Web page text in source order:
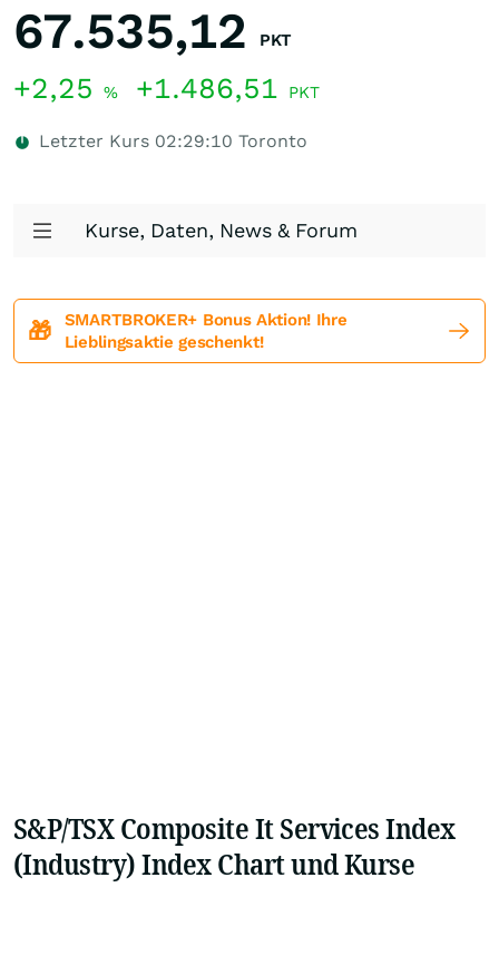
67.535,12 PKT
+2,25 % +1.486,51 PKT
Letzter Kurs 02:29:10 Toronto
Kurse, Daten, News & Forum
🎁
SMARTBROKER+ Bonus Aktion! Ihre
Lieblingsaktie geschenkt!
S&P/TSX Composite It Services Index
(Industry) Index Chart und Kurse